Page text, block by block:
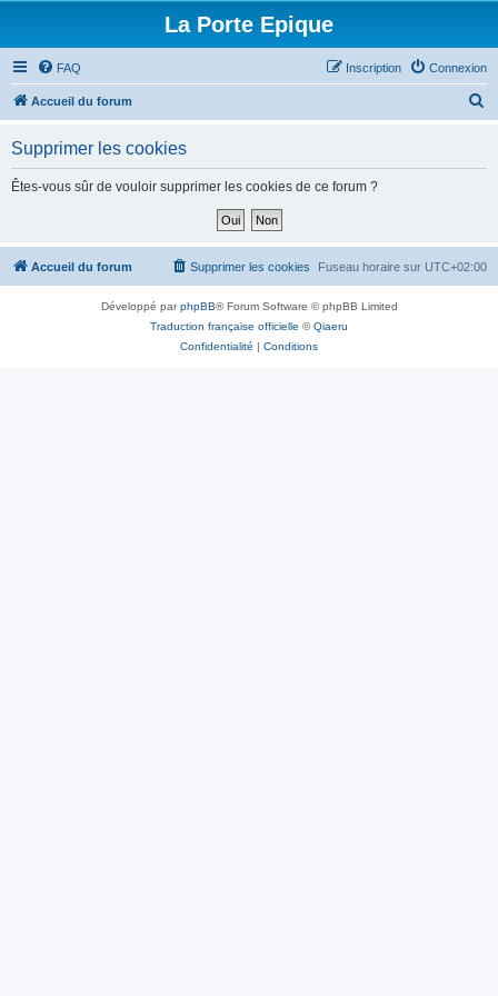
La Porte Epique
FAQ Connexion
Inscription
Accueil du forum
h
Supprimer les cookies
Êtes-vous sûr de vouloir supprimer les cookies de ce forum ?
Accueil du forum Fuseau horaire sur UTC+02:00
Supprimer les cookies
Développé parphpBB® Forum Software © phpBB Limited
Traduction française officielle ©Qiaeru
Confidentialité | Conditions